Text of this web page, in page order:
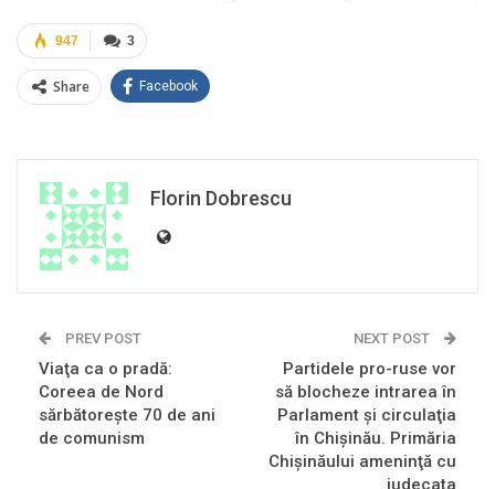
3
947
Share Facebook
Florin Dobrescu
PREV POST
Viaţa ca o pradă:
Coreea de Nord
sărbătoreşte 70 de ani
de comunism
NEXT POST
Partidele pro-ruse vor
să blocheze intrarea în
Parlament şi circulaţia
în Chişinău. Primăria
Chişinăului ameninţă cu
judecata